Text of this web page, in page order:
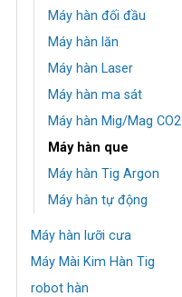
Máy hàn đối đầu
Máy hàn lăn
Máy hàn Laser
Máy hàn ma sát
Máy hàn Mig/Mag CO2
Máy hàn que
Máy hàn Tig Argon
Máy hàn tự động
Máy hàn lưỡi cưa
Máy Mài Kim Hàn Tig
robot hàn